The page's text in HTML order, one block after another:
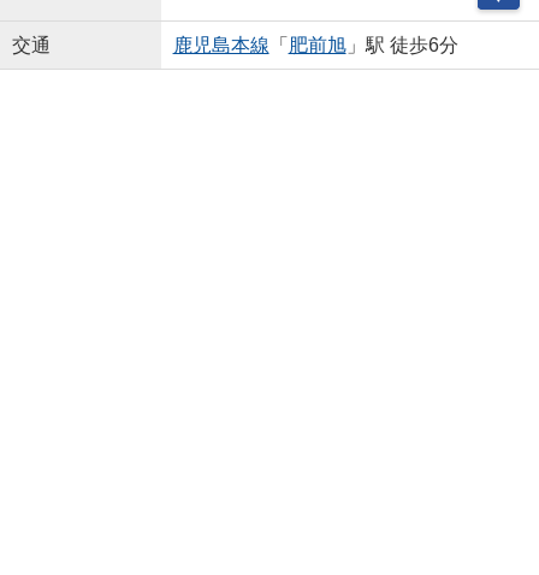
交通 鹿児島本線 「 肥前旭」駅 徒歩6分